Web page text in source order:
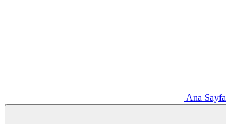
Ana Sayfa